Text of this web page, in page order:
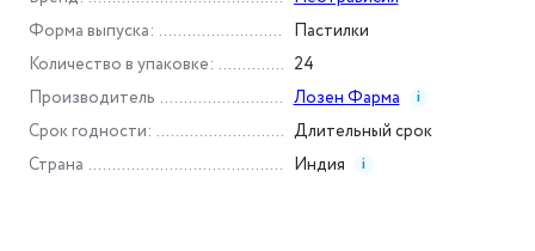
Форма выпуска :
Пастилки
Количество в упаковке :
24
Производитель
Лозен Фарма i
Срок годности :
Длительный срок
Страна
Индия i